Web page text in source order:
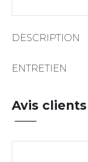
DESCRIPTION
ENTRETIEN
Avis clients